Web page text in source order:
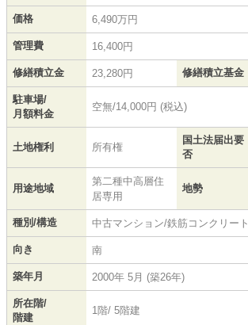
価格 6,490万円
管理費 16,400円
修繕積立金 23,280円 修繕積立基金
駐車場/
月額料金
空無/14,000円 (税込)
土地権利 所有権
国土法届出要
否
用途地域
第二種中高層住
居専用
地勢
種別/構造 中古マンション/鉄筋コンクリート
向き 南
築年月 2000年 5月 (築26年)
所在階/
階建
1階/ 5階建